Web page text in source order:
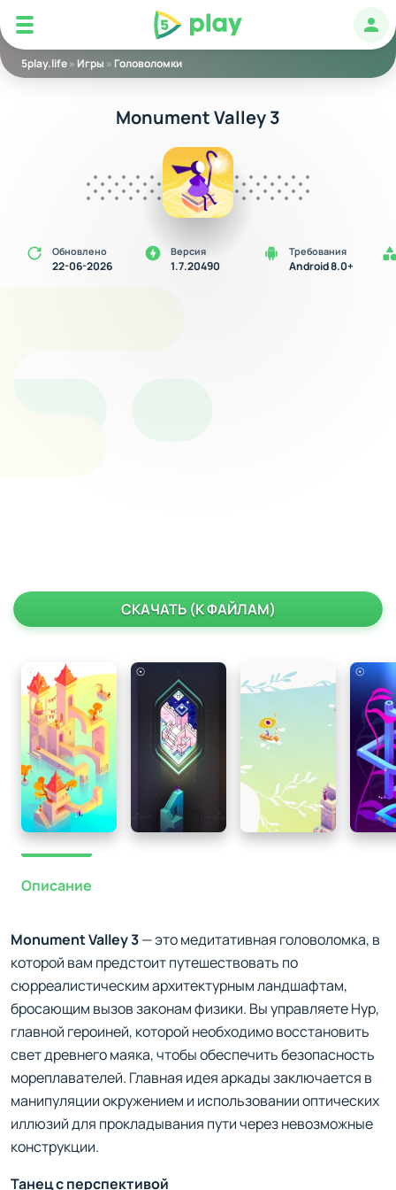
5play
5play.life» Игры » Головоломки
Monument Valley 3
Обновлено
22-06-2026
Версия
1.7.20490
Требования
Android 8.0+
СКАЧАТЬ (К ФАЙЛАМ)
Описание
Monument Valley 3— это медитативная головоломка, в
которой вам предстоит путешествовать по
сюрреалистическим архитектурным ландшафтам,
бросающим вызов законам физики. Вы управляете Нур,
главной героиней, которой необходимо восстановить
свет древнего маяка, чтобы обеспечить безопасность
мореплавателей. Главная идея аркады заключается в
манипуляции окружением и использовании оптических
иллюзий для прокладывания пути через невозможные
конструкции.
Танец с перспективой